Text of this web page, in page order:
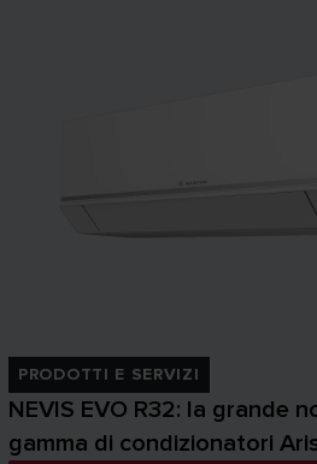
PRODOTTI E SERVIZI
NEVIS EVO R32: la grande
gamma di condizionatori